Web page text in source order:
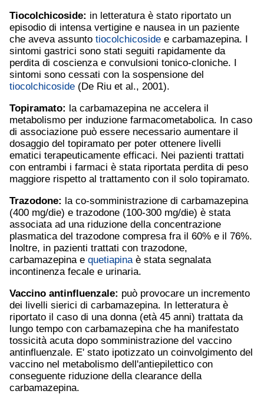
Tiocolchicoside: in letteratura è stato riportato un
episodio di intensa vertigine e nausea in un paziente
che aveva assunto tiocolchicoside e carbamazepina. I
sintomi gastrici sono stati seguiti rapidamente da
perdita di coscienza e convulsioni tonico-cloniche. I
sintomi sono cessati con la sospensione del
tiocolchicoside (De Riu et al., 2001).
Topiramato: la carbamazepina ne accelera il
metabolismo per induzione farmacometabolica. In caso
di associazione può essere necessario aumentare il
dosaggio del topiramato per poter ottenere livelli
ematici terapeuticamente efficaci. Nei pazienti trattati
con entrambi i farmaci è stata riportata perdita di peso
maggiore rispetto al trattamento con il solo topiramato.
Trazodone: la co-somministrazione di carbamazepina
(400 mg/die) e trazodone (100-300 mg/die) è stata
associata ad una riduzione della concentrazione
plasmatica del trazodone compresa fra il 60% e il 76%.
Inoltre, in pazienti trattati con trazodone,
carbamazepina e quetiapinaè stata segnalata
incontinenza fecale e urinaria.
Vaccino antinfluenzale: può provocare un incremento
dei livelli sierici di carbamazepina. In letteratura è
riportato il caso di una donna (età 45 anni) trattata da
lungo tempo con carbamazepina che ha manifestato
tossicità acuta dopo somministrazione del vaccino
antinfluenzale. E' stato ipotizzato un coinvolgimento del
vaccino nel metabolismo dell'antiepilettico con
conseguente riduzione della clearance della
carbamazepina.